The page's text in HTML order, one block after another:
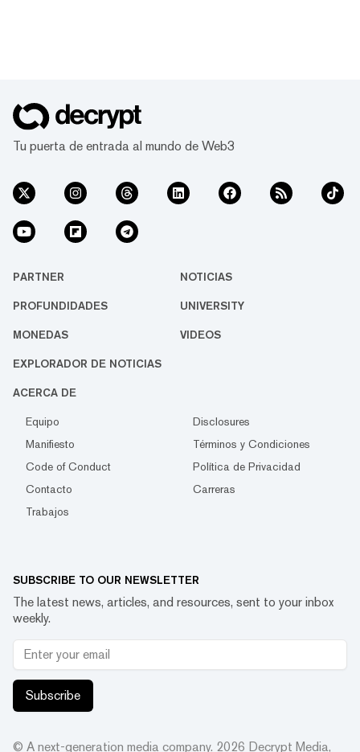
Tu puerta de entrada al mundo de Web3
PARTNER NOTICIAS
PROFUNDIDADES UNIVERSITY
MONEDAS VIDEOS
EXPLORADOR DE NOTICIAS
ACERCA DE
Equipo
Disclosures
Manifiesto
Términos y Condiciones
Code of Conduct
Política de Privacidad
Contacto
Carreras
Trabajos
SUBSCRIBE TO OUR NEWSLETTER
The latest news, articles, and resources, sent to your inbox
weekly.
Subscribe
© A next-generation media company. 2026 Decrypt Media,